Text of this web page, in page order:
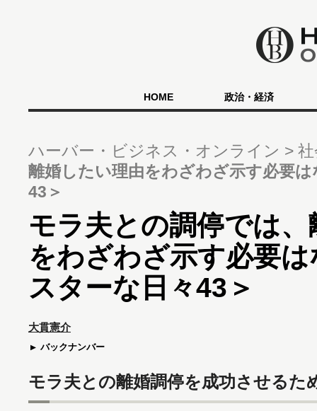
HOME 政治・経済
ハーバー・ビジネス・オンライン
離婚したい理由をわざわざ示す必要
43＞
モラ夫との調停では
をわざわざ示す必要
スターな日々43＞
大貫憲介
バックナンバー
モラ夫との離婚調停を成功させるた